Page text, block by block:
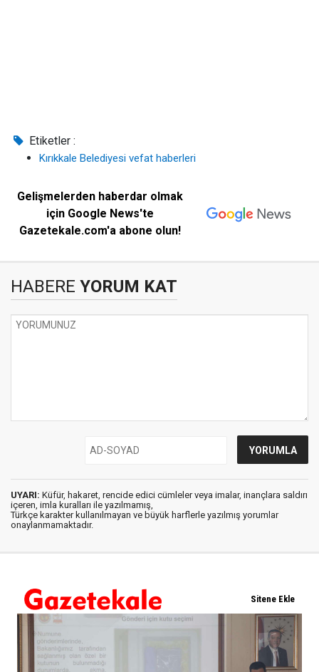
Etiketler :
Kırıkkale Belediyesi vefat haberleri
Gelişmelerden haberdar olmak
için Google News'te
Gazetekale.com'a abone olun!
HABERE YORUM KAT
UYARI: Küfür, hakaret, rencide edici cümleler veya imalar, inançlara saldırı
içeren, imla kuralları ile yazılmamış,
Türkçe karakter kullanılmayan ve büyük harflerle yazılmış yorumlar
onaylanmamaktadır.